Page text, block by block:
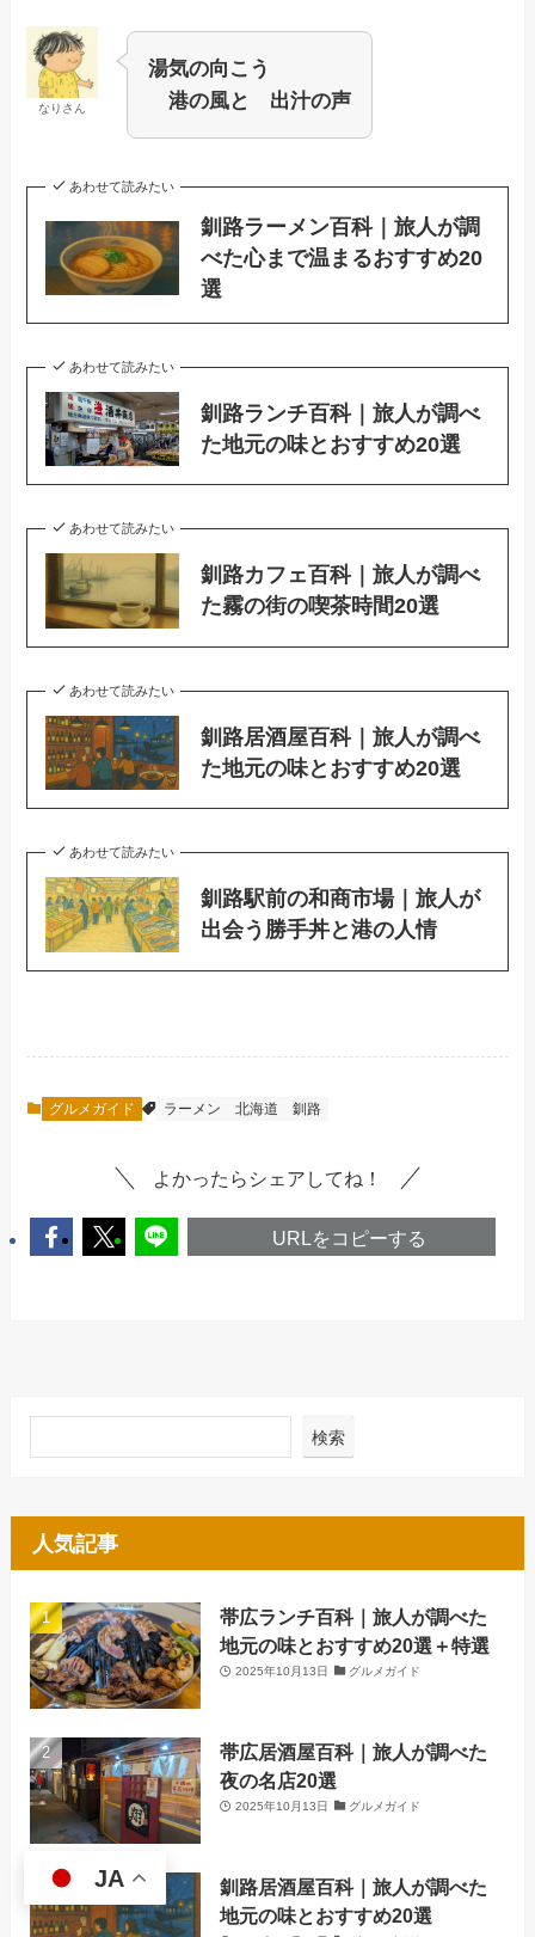
なりさん
湯気の向こう
港の風と 出汁の声
あわせて読みたい
釧路ラーメン百科｜旅人が調
べた心まで温まるおすすめ20
選
あわせて読みたい
釧路ランチ百科｜旅人が調べ
た地元の味とおすすめ20選
あわせて読みたい
釧路カフェ百科｜旅人が調べ
た霧の街の喫茶時間20選
あわせて読みたい
釧路居酒屋百科｜旅人が調べ
た地元の味とおすすめ20選
あわせて読みたい
釧路駅前の和商市場｜旅人が
出会う勝手丼と港の人情
グルメガイド ラーメン 北海道 釧路
よかったらシェアしてね！
URLをコピーする
検索
人気記事
帯広ランチ百科｜旅人が調べた
地元の味とおすすめ20選＋特選
2025年10月13日 グルメガイド
帯広居酒屋百科｜旅人が調べた
夜の名店20選
2025年10月13日 グルメガイド
釧路居酒屋百科｜旅人が調べた
地元の味とおすすめ20選
JA